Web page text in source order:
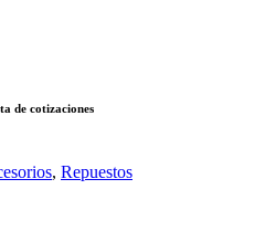
de cotizaciones
, Repuestos